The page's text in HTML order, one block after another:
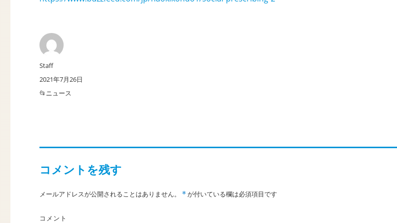
投
稿
Staff
投
稿
2021年7月26日
カ
ニュース
コメントを残す
メールアドレスが公開されることはありません。 *が付いている欄は必須項目です
コメント